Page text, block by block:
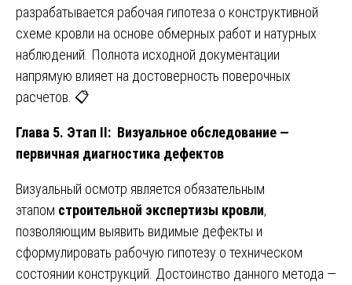
разрабатывается рабочая гипотеза о конструктивной
схеме кровли на основе обмерных работ и натурных
наблюдений. Полнота исходной документации
напрямую влияет на достоверность поверочных
расчетов. 📋
Глава 5. Этап II: Визуальное обследование —
первичная диагностика дефектов
Визуальный осмотр является обязательным
этапом строительной экспертизы кровли,
позволяющим выявить видимые дефекты и
сформулировать рабочую гипотезу о техническом
состоянии конструкций. Достоинство данного метода —